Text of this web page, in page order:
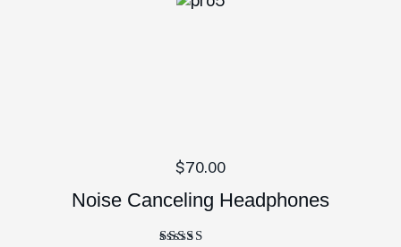
$70.00
Noise Canceling Headphones